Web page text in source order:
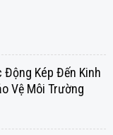
Động Kép Đến Kinh
Vệ Môi Trường